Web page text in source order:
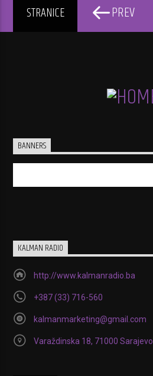
STRANICE PREV
BANNERS
KALMAN RADIO
http://www.kalmanradio.ba
+387 (33) 716-560
kalmanmarketing@gmail.com
Varaždinska 18, 71000 Sarajevo